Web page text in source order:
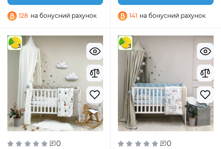
128 на бонусний рахунок 141 на бонусний рахунок
3
0
3
0